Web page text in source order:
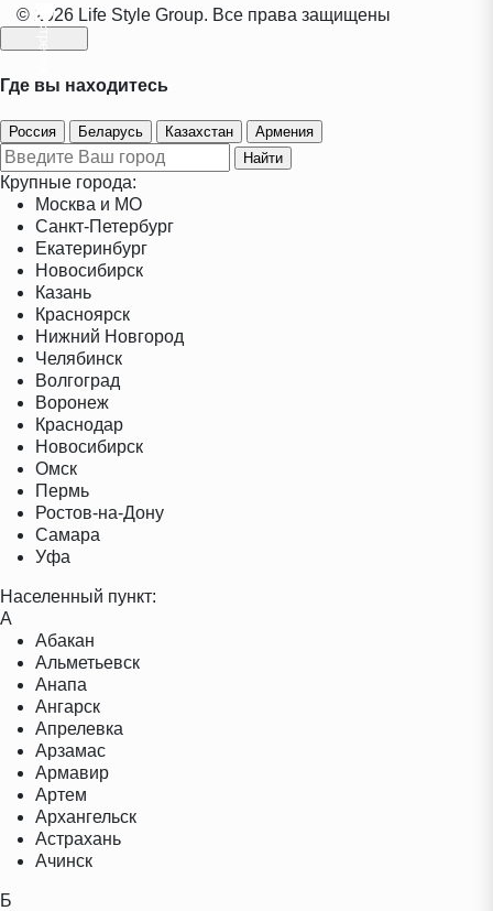
© 2026 Life Style Group. Все права защищены
Где вы находитесь
Россия Беларусь Казахстан
Армения
Найти
Крупные города:
Москва и МО
Санкт-Петербург
Екатеринбург
Новосибирск
Казань
Красноярск
Нижний Новгород
Челябинск
Волгоград
Воронеж
Краснодар
Новосибирск
Омск
Пермь
Ростов-на-Дону
Самара
Уфа
Населенный пункт:
А
Абакан
Альметьевск
Анапа
Ангарск
Апрелевка
Арзамас
Армавир
Артем
Архангельск
Астрахань
Ачинск
Б